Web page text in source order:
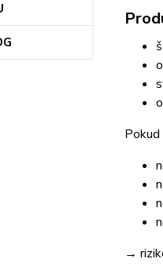
Pokud
→